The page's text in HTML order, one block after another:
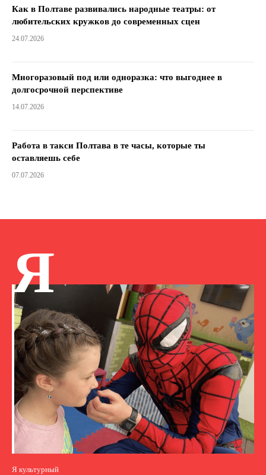
Как в Полтаве развивались народные театры: от
любительских кружков до современных сцен
24.07.2026
Многоразовый под или одноразка: что выгоднее в
долгосрочной перспективе
14.07.2026
Работа в такси Полтава в те часы, которые ты
оставляешь себе
07.07.2026
Я
Я культурный